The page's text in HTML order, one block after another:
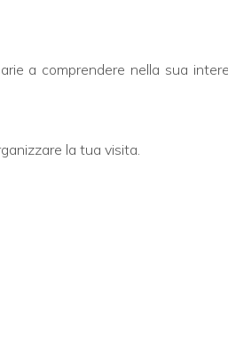
a comprendere nella sua
la tua visita.